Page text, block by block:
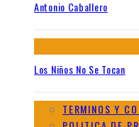
Antonio Caballero
Los Niños No Se Tocan
TERMINOS Y